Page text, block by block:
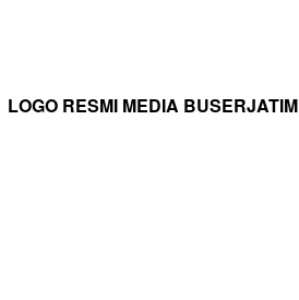
LOGO RESMI MEDIA BUSERJATIM